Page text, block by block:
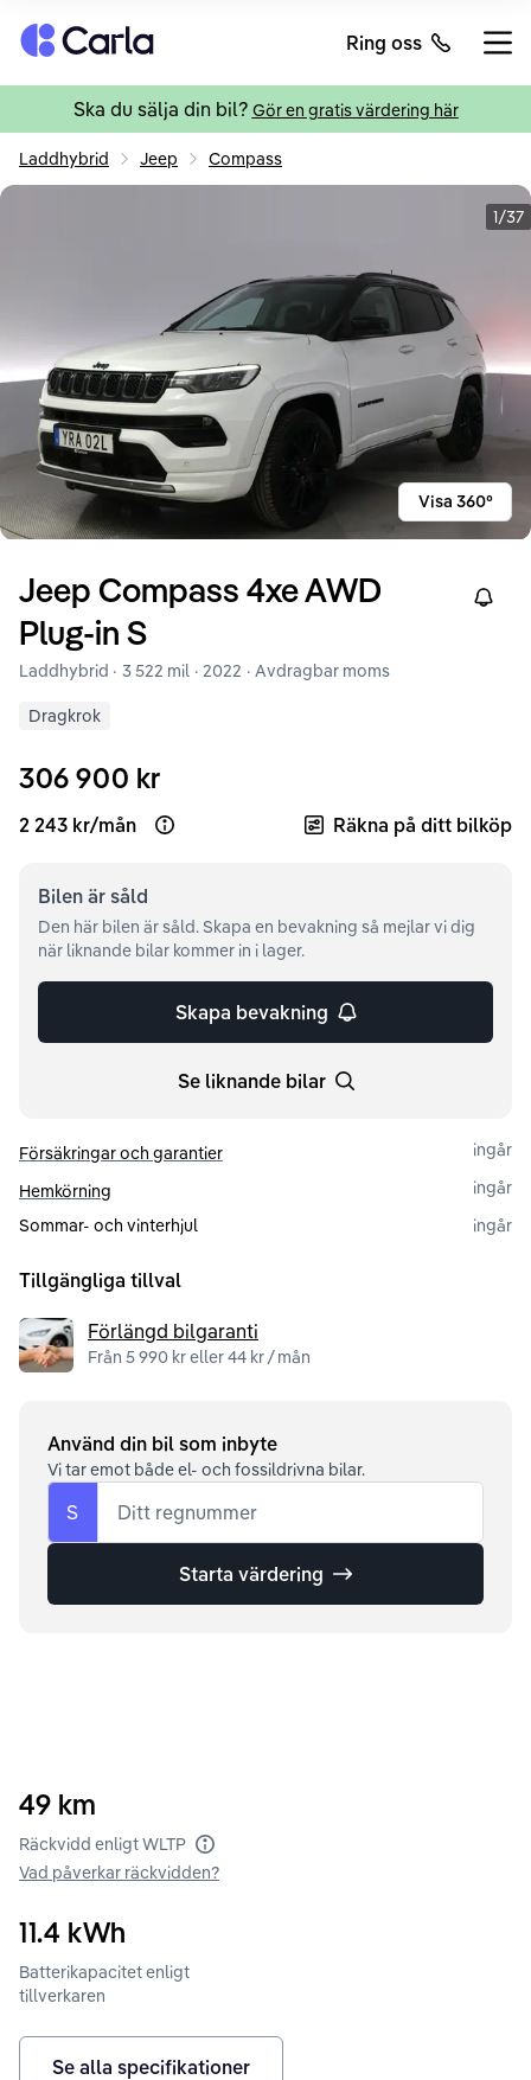
Tillbaka till startsidan Ring oss
Ska du sälja din bil? Gör en gratis värdering här
Laddhybrid Jeep Compass
1/37
Visa 360°
Jeep Compass 4xe AWD
Plug-in S
Right
Laddhybrid · 3 522 mil · 2022 · Avdragbar moms
Dragkrok
306 900 kr
2 243 kr/mån Open loan example Räkna på ditt bilköp
Bilen är såld
Den här bilen är såld. Skapa en bevakning så mejlar vi dig
när liknande bilar kommer in i lager.
Skapa bevakning
Se liknande bilar
Försäkringar och garantier
ingår
Hemkörning
ingår
Sommar- och vinterhjul
ingår
Tillgängliga tillval
Förlängd bilgaranti
Från 5 990 kr eller 44 kr / mån
Använd din bil som inbyte
Vi tar emot både el- och fossildrivna bilar.
S Ditt regnummer
Starta värdering
49 km
Räckvidd enligt WLTP
Vad påverkar räckvidden?
11.4 kWh
Batterikapacitet enligt
tillverkaren
Se alla specifikationer